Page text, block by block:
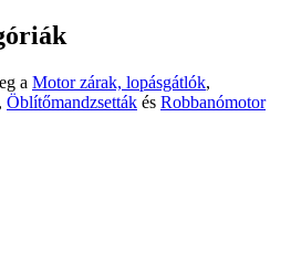
a Motor zárak, lopásgátlók,
, Öblítőmandzsetták és Robbanómotor